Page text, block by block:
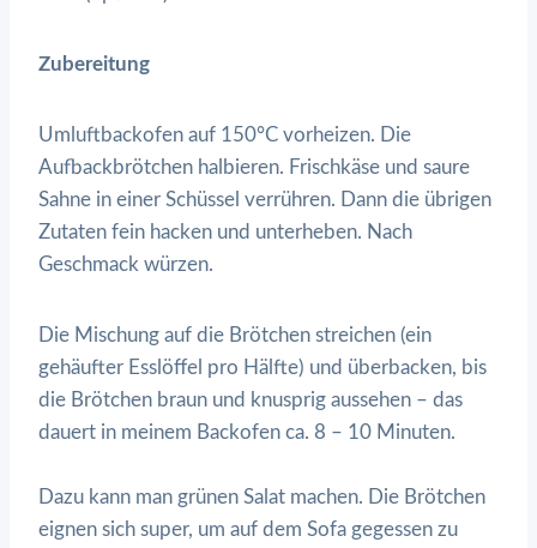
Zubereitung
Umluftbackofen auf 150°C vorheizen. Die
Aufbackbrötchen halbieren. Frischkäse und saure
Sahne in einer Schüssel verrühren. Dann die übrigen
Zutaten fein hacken und unterheben. Nach
Geschmack würzen.
Die Mischung auf die Brötchen streichen (ein
gehäufter Esslöffel pro Hälfte) und überbacken, bis
die Brötchen braun und knusprig aussehen – das
dauert in meinem Backofen ca. 8 – 10 Minuten.
Dazu kann man grünen Salat machen. Die Brötchen
eignen sich super, um auf dem Sofa gegessen zu